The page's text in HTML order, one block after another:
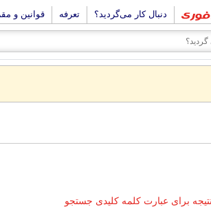
دنبال کار می‌گردید؟ تعرفه قوانین و
برای عبارت کلمه کلیدی جستجو